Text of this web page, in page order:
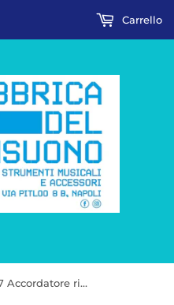
Carrello
D'addario PW-CT-27 Accordatore ricaricabile Eclipse